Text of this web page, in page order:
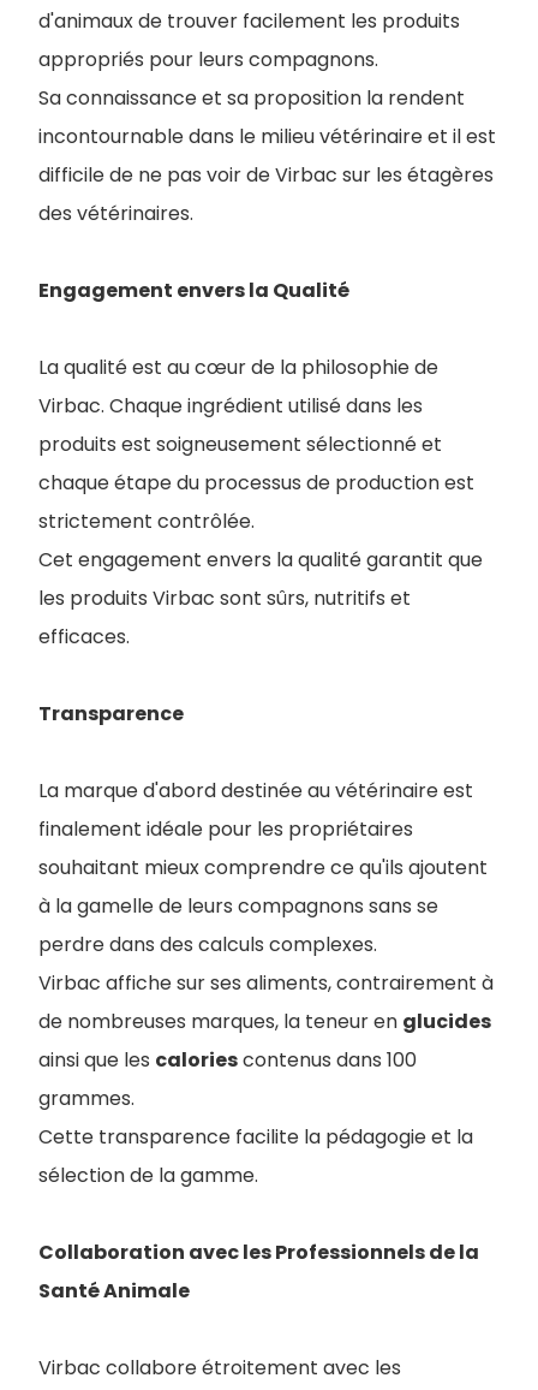
d'animaux de trouver facilement les produits
appropriés pour leurs compagnons.
Sa connaissance et sa proposition la rendent
incontournable dans le milieu vétérinaire et il est
difficile de ne pas voir de Virbac sur les étagères
des vétérinaires.
Engagement envers la Qualité
La qualité est au cœur de la philosophie de
Virbac. Chaque ingrédient utilisé dans les
produits est soigneusement sélectionné et
chaque étape du processus de production est
strictement contrôlée.
Cet engagement envers la qualité garantit que
les produits Virbac sont sûrs, nutritifs et
efficaces.
Transparence
La marque d'abord destinée au vétérinaire est
finalement idéale pour les propriétaires
souhaitant mieux comprendre ce qu'ils ajoutent
à la gamelle de leurs compagnons sans se
perdre dans des calculs complexes.
Virbac affiche sur ses aliments, contrairement à
de nombreuses marques, la teneur en glucides
ainsi que les caloriescontenus dans 100
grammes.
Cette transparence facilite la pédagogie et la
sélection de la gamme.
Collaboration avec les Professionnels de la
Santé Animale
Virbac collabore étroitement avec les